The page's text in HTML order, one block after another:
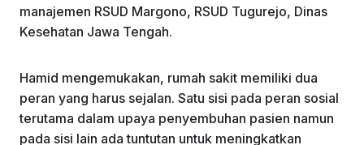
manajemen RSUD Margono, RSUD Tugurejo, Dinas
Kesehatan Jawa Tengah.
Hamid mengemukakan, rumah sakit memiliki dua
peran yang harus sejalan. Satu sisi pada peran sosial
terutama dalam upaya penyembuhan pasien namun
pada sisi lain ada tuntutan untuk meningkatkan